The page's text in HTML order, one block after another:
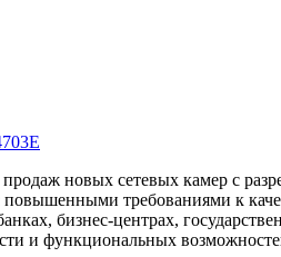
продаж новых сетевых камер с
требованиями к
бизнес-центрах,
и функциональных